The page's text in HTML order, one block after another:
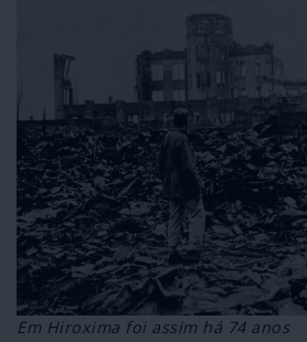
Em Hiroxima foi assim há 74 anos